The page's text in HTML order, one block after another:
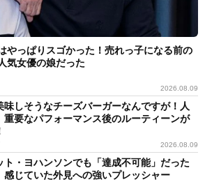
やっぱりスゴかった！売れっ子になる前の
気女優の娘だった
2026.08.09
味しそうなチーズバーガーなんですが！人
要なパフォーマンス後のルーティーンが
2026.08.09
ト・ヨハンソンでも「達成不可能」だった
じていた外見への強いプレッシャー